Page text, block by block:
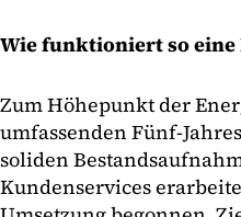
Wie funktioniert so eine
Zum Höhepunkt der
umfassenden Fünf-
soliden
Kundenservices